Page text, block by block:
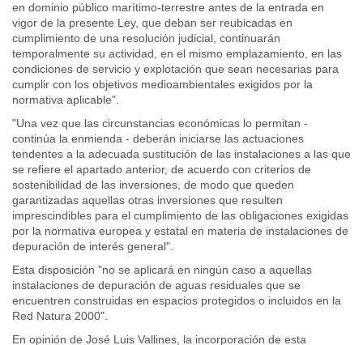
en dominio público marítimo-terrestre antes de la entrada en
vigor de la presente Ley, que deban ser reubicadas en
cumplimiento de una resolución judicial, continuarán
temporalmente su actividad, en el mismo emplazamiento, en las
condiciones de servicio y explotación que sean necesarias para
cumplir con los objetivos medioambientales exigidos por la
normativa aplicable".
"Una vez que las circunstancias económicas lo permitan -
continúa la enmienda - deberán iniciarse las actuaciones
tendentes a la adecuada sustitución de las instalaciones a las que
se refiere el apartado anterior, de acuerdo con criterios de
sostenibilidad de las inversiones, de modo que queden
garantizadas aquellas otras inversiones que resulten
imprescindibles para el cumplimiento de las obligaciones exigidas
por la normativa europea y estatal en materia de instalaciones de
depuración de interés general".
Esta disposición "no se aplicará en ningún caso a aquellas
instalaciones de depuración de aguas residuales que se
encuentren construidas en espacios protegidos o incluidos en la
Red Natura 2000".
En opinión de José Luis Vallines, la incorporación de esta